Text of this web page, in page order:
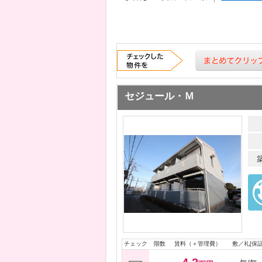
セジュール・Ｍ
チェック 階数 賃料（＋管理費） 敷／礼[保